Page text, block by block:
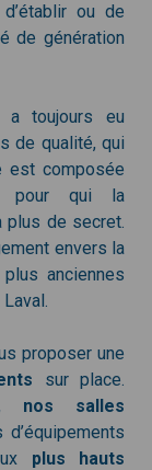
ou de
de génération
a toujours eu
de qualité, qui
est composée
pour qui la
plus de secret.
envers la
anciennes
proposer une
sur place.
nos salles
plus hauts